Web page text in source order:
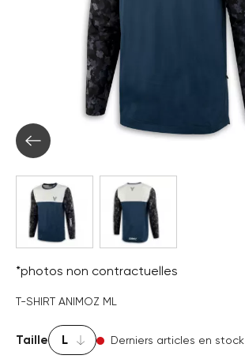
*photos non contractuelles
T-SHIRT ANIMOZ ML
Taille Derniers articles en stock